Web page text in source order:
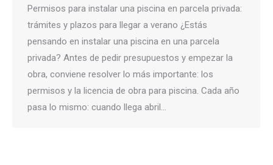
Permisos para instalar una piscina en parcela privada:
trámites y plazos para llegar a verano ¿Estás
pensando en instalar una piscina en una parcela
privada? Antes de pedir presupuestos y empezar la
obra, conviene resolver lo más importante: los
permisos y la licencia de obra para piscina. Cada año
pasa lo mismo: cuando llega abril…